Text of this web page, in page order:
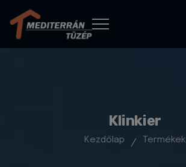
Klinkier
Kezdőlap Termékek